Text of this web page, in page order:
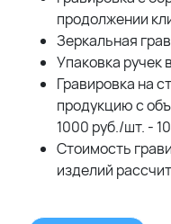
продолжении
Зеркальная
Упаковка ручек
Гравировка на
продукцию с
1000 руб./шт. -
Стоимость
изделий